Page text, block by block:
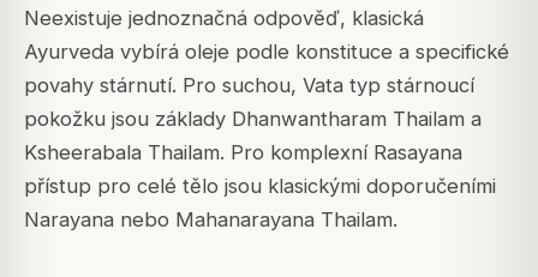
Neexistuje jednoznačná odpověď, klasická
Ayurveda vybírá oleje podle konstituce a specifické
povahy stárnutí. Pro suchou, Vata typ stárnoucí
pokožku jsou základy Dhanwantharam Thailam a
Ksheerabala Thailam. Pro komplexní Rasayana
přístup pro celé tělo jsou klasickými doporučeními
Narayana nebo Mahanarayana Thailam.